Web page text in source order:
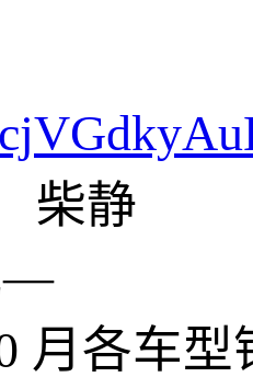
柴静
—
月各车